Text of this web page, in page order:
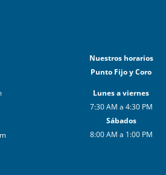
Nuestros horarios
Punto Fijo y Coro
Lunes a viernes
7:30 AM a 4:30 PM
Sábados
8:00 AM a 1:00 PM